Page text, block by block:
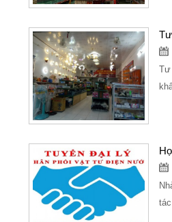
Tư